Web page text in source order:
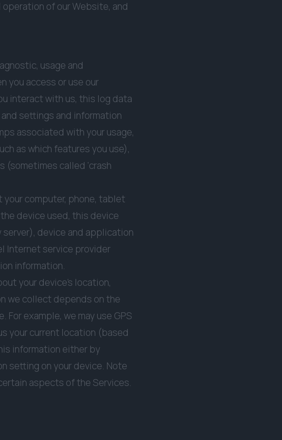
of our Website, and
usage and
you access or use our
interact with us, this log data
settings and information
associated with your usage,
as which features you use),
(sometimes called 'crash
computer, phone, tablet
device used, this device
server), device and application
Internet service provider
information.
your device's location,
we collect depends on the
example, we may use GPS
your current location (based
information either by
setting on your device. Note
aspects of the Services.